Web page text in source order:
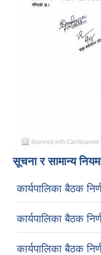
सूचना र सामान्य
कार्यपालिका बैठक
कार्यपालिका बैठक
कार्यपालिका बैठक